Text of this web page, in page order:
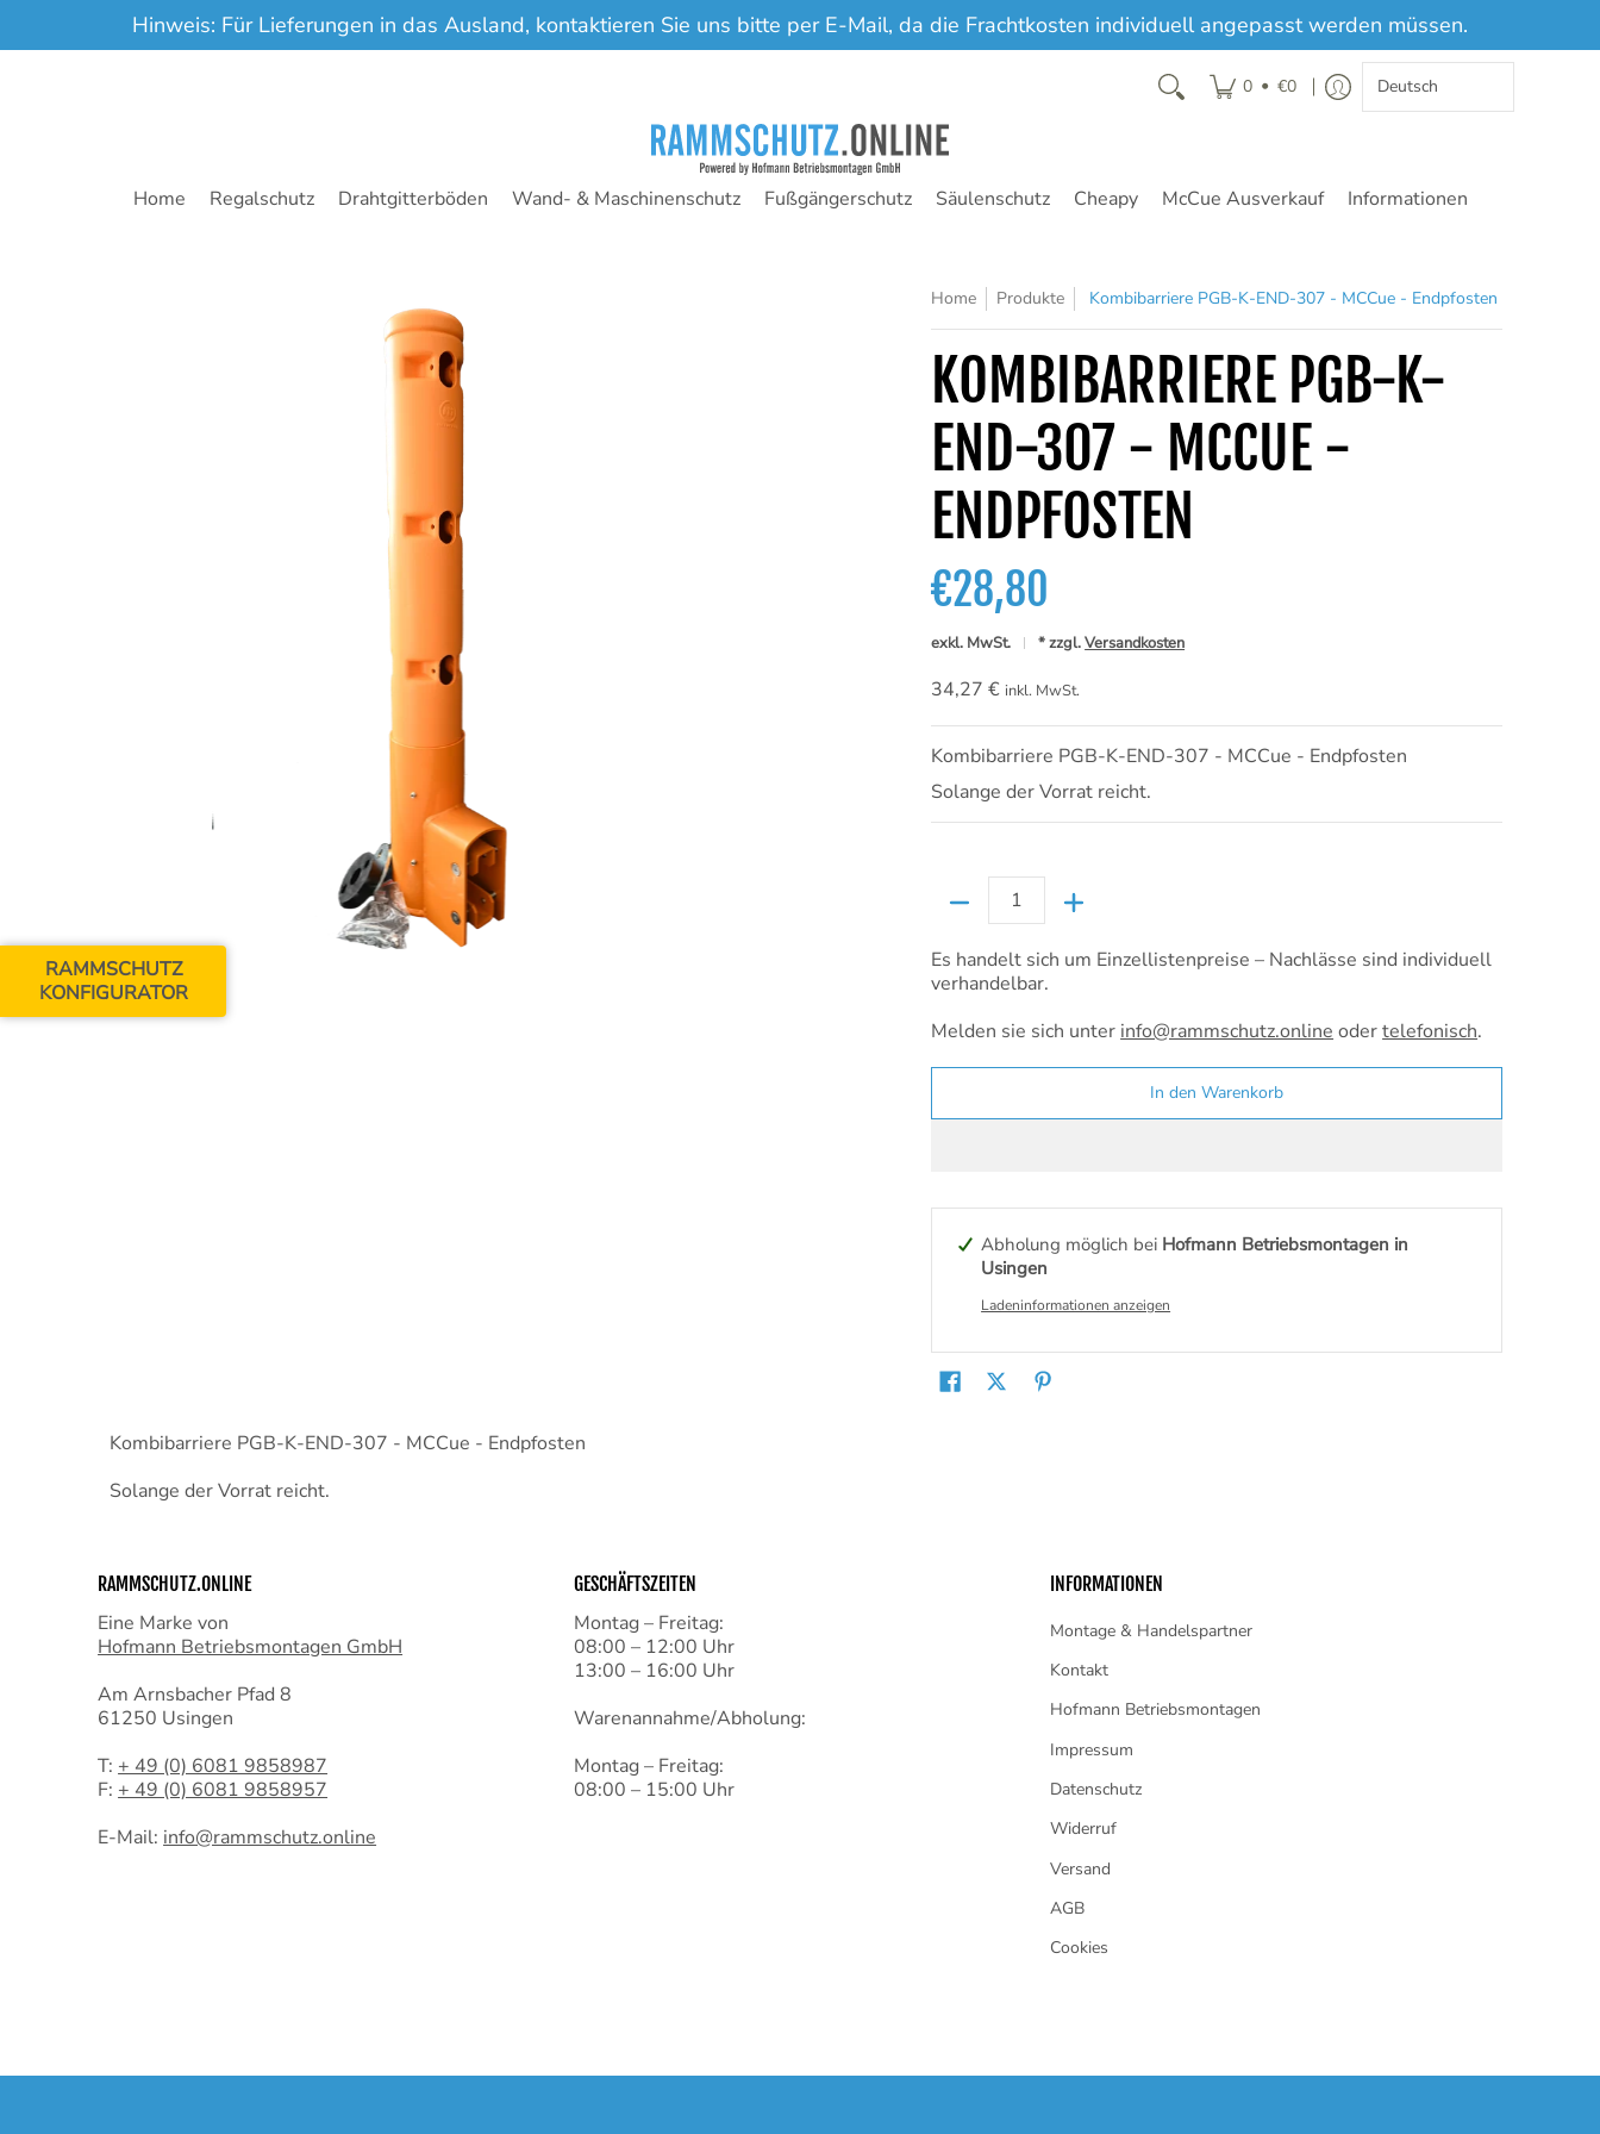
RAMMSCHUTZ
KONFIGURATOR
Zum Hauptinhalt springenHinweis: Für Lieferungen in das Ausland, kontaktieren Sie uns bitte per E-Mail, da die Frachtkosten individuell angepasst werden müssen.
0 • €0
Home Regalschutz Drahtgitterböden Wand- & Maschinenschutz Fußgängerschutz Säulenschutz Cheapy McCue Ausverkauf Informationen
Home Produkte Kombibarriere PGB-K-END-307 - MCCue - Endpfosten
KOMBIBARRIERE PGB-K-
END-307 - MCCUE -
ENDPFOSTEN
€28,80
exkl. MwSt. * zzgl.Versandkosten
34,27 € inkl. MwSt.
Kombibarriere PGB-K-END-307 - MCCue - Endpfosten
Solange der Vorrat reicht.
Es handelt sich um Einzellistenpreise – Nachlässe sind individuell
verhandelbar.
Melden sie sich unter info@rammschutz.online odertelefonisch.
In den Warenkorb
Abholung möglich bei Hofmann Betriebsmontagen in
Usingen
Ladeninformationen anzeigen
Kombibarriere PGB-K-END-307 - MCCue - Endpfosten
Solange der Vorrat reicht.
RAMMSCHUTZ.ONLINE
Eine Marke von
Hofmann Betriebsmontagen GmbH
Am Arnsbacher Pfad 8
61250 Usingen
T: + 49 (0) 6081 9858987
F: + 49 (0) 6081 9858957
E-Mail: info@rammschutz.online
GESCHÄFTSZEITEN
Montag – Freitag:
08:00 – 12:00 Uhr
13:00 – 16:00 Uhr
Warenannahme/Abholung:
Montag – Freitag:
08:00 – 15:00 Uhr
INFORMATIONEN
Montage & Handelspartner
Kontakt
Hofmann Betriebsmontagen
Impressum
Datenschutz
Widerruf
Versand
AGB
Cookies